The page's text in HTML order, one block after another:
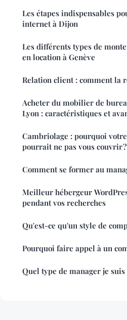
Les étapes indispensables
internet à Dijon
Les différents types de
en location à Genève
Relation client : comment la
Acheter du mobilier de
Lyon : caractéristiques et
Cambriolage : pourquoi
pourrait ne pas vous couvrir ?
Comment se former au
Meilleur hébergeur
pendant vos recherches
Qu'est-ce qu'un style de
Pourquoi faire appel à un
Quel type de manager je suis